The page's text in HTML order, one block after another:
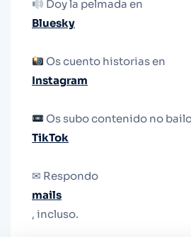
Doy la pelmada en
Bluesky
Os cuento historias en
Instagram
Os subo contenido no
TikTok
✉ Respondo
mails
, incluso.